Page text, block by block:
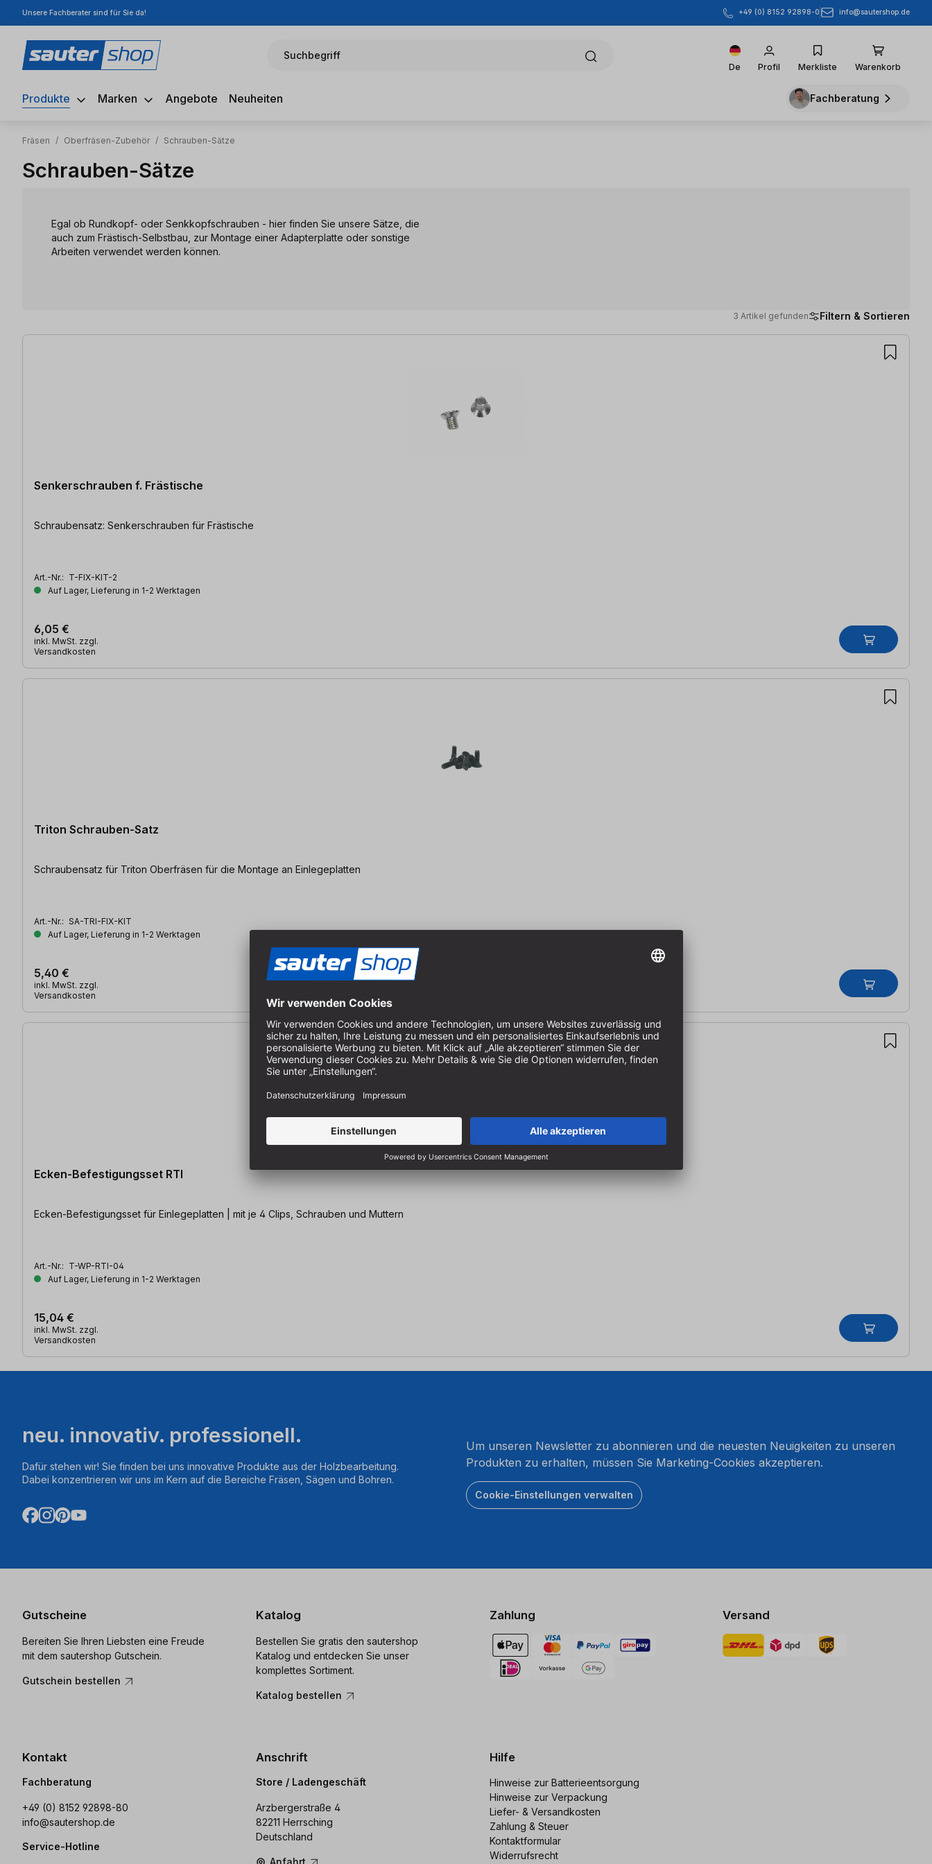
Hauptinhalt springen
Zur Suche springen
Zur Hauptnavigation springen
Unsere Fachberater sind für Sie da! +49 (0) 8152 92898-0 info@sautershop.de
Suchbegriff
De Profil Merkliste Warenkorb
Produkte Marken Angebote Neuheiten Fachberatung
Fräsen / Oberfräsen-Zubehör / Schrauben-Sätze
Schrauben-Sätze
Egal ob Rundkopf- oder Senkkopfschrauben - hier finden Sie unsere Sätze, die
auch zum Frästisch-Selbstbau, zur Montage einer Adapterplatte oder sonstige
Arbeiten verwendet werden können.
3 Artikel gefunden Filtern & Sortieren
3 Artikel gefunden
Senkerschrauben f. Frästische
Schraubensatz: Senkerschrauben für Frästische
Art.-Nr.: T-FIX-KIT-2
Auf Lager, Lieferung in 1-2 Werktagen
6,05 €
inkl. MwSt. zzgl.
Versandkosten
Triton Schrauben-Satz
Schraubensatz für Triton Oberfräsen für die Montage an Einlegeplatten
Art.-Nr.: SA-TRI-FIX-KIT
Auf Lager, Lieferung in 1-2 Werktagen
5,40 €
inkl. MwSt. zzgl.
Versandkosten
Ecken-Befestigungsset RTI
Ecken-Befestigungsset für Einlegeplatten | mit je 4 Clips, Schrauben und Muttern
Art.-Nr.: T-WP-RTI-04
Auf Lager, Lieferung in 1-2 Werktagen
15,04 €
inkl. MwSt. zzgl.
Versandkosten
neu. innovativ. professionell.
Dafür stehen wir! Sie finden bei uns innovative Produkte aus der Holzbearbeitung.
Dabei konzentrieren wir uns im Kern auf die Bereiche Fräsen, Sägen und Bohren.
Um unseren Newsletter zu abonnieren und die neuesten Neuigkeiten zu unseren
Produkten zu erhalten, müssen Sie Marketing-Cookies akzeptieren.
Cookie-Einstellungen verwalten
Gutscheine
Bereiten Sie Ihren Liebsten eine Freude
mit dem sautershop Gutschein.
Gutschein bestellen
Katalog
Bestellen Sie gratis den sautershop
Katalog und entdecken Sie unser
komplettes Sortiment.
Katalog bestellen
Zahlung Versand
Kontakt
Fachberatung
+49 (0) 8152 92898-80
info@sautershop.de
Service-Hotline
Anschrift
Store / Ladengeschäft
Arzbergerstraße 4
82211 Herrsching
Deutschland
Hilfe
Hinweise zur Batterieentsorgung
Hinweise zur Verpackung
Liefer- & Versandkosten
Zahlung & Steuer
Kontaktformular
Widerrufsrecht